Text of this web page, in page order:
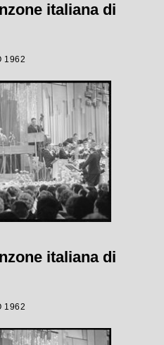
italiana di
1962
italiana di
1962